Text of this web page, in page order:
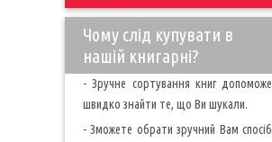
Чому слід купувати в
нашій книгарні?
- Зручне сортування книг допоможе
швидко знайти те, що Ви шукали.
- Зможете обрати зручний Вам спосіб